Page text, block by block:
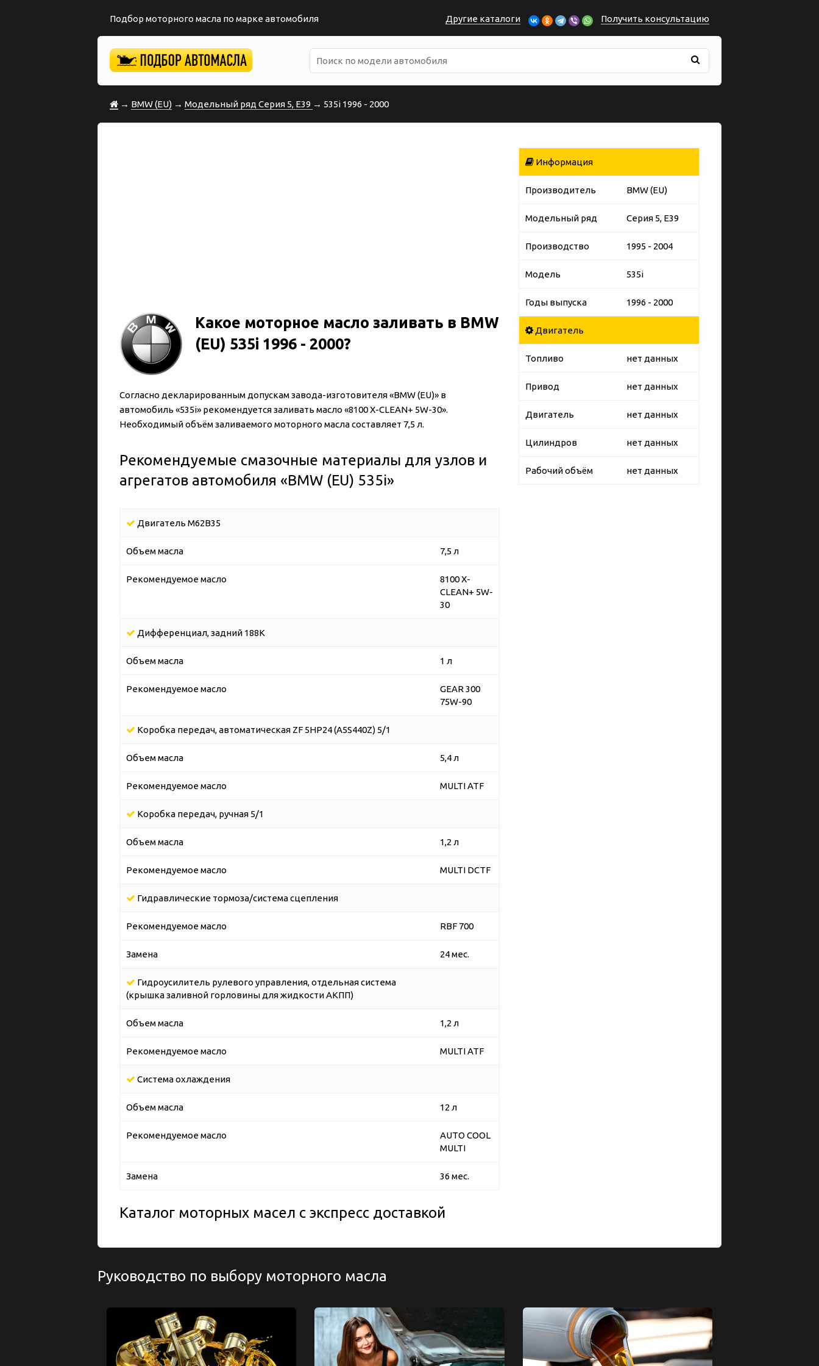
Подбор моторного масла по марке автомобиля Другие каталоги Получить консультацию
→ BMW (EU) → Модельный ряд Серия 5, E39 → 535i 1996 - 2000
Какое моторное масло заливать в BMW
(EU) 535i 1996 - 2000?
Согласно декларированным допускам завода-изготовителя «‎‎BMW (EU)» в
автомобиль «‎‎535i» рекомендуется заливать масло «8100 X-CLEAN+ 5W-30».
Необходимый объём заливаемого моторного масла составляет 7,5 л.
Рекомендуемые смазочные материалы для узлов и
агрегатов автомобиля «‎‎BMW (EU) 535i»
Двигатель M62B35
Объем масла 7,5 л
Рекомендуемое масло
8100 X-
CLEAN+ 5W-
30
Дифференциал, задний 188K
Объем масла 1 л
Рекомендуемое масло
GEAR 300
75W-90
Коробка передач, автоматическая ZF 5HP24 (A5S440Z) 5/1
Объем масла 5,4 л
Рекомендуемое масло MULTI ATF
Коробка передач, ручная 5/1
Объем масла 1,2 л
Рекомендуемое масло MULTI DCTF
Гидравлические тормоза/система сцепления
Рекомендуемое масло RBF 700
Замена 24 мес.
Гидроусилитель рулевого управления, отдельная система
(крышка заливной горловины для жидкости АКПП)
Объем масла 1,2 л
Рекомендуемое масло MULTI ATF
Система охлаждения
Объем масла 12 л
Рекомендуемое масло
AUTO COOL
MULTI
Замена 36 мес.
Каталог моторных масел с экспресс доставкой
Информация
Производитель BMW (EU)
Модельный ряд Серия 5, E39
Производство 1995 - 2004
Модель 535i
Годы выпуска 1996 - 2000
Двигатель
Топливо нет данных
Привод нет данных
Двигатель нет данных
Цилиндров нет данных
Рабочий объём нет данных
Руководство по выбору моторного масла